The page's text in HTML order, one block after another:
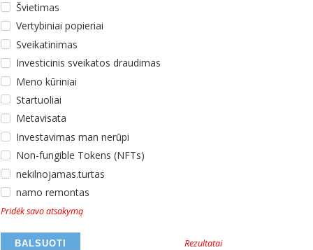
Švietimas
Vertybiniai popieriai
Sveikatinimas
Investicinis sveikatos draudimas
Meno kūriniai
Startuoliai
Metavisata
Investavimas man nerūpi
Non-fungible Tokens (NFTs)
nekilnojamas.turtas
namo remontas
Pridėk savo atsakymą
Rezultatai